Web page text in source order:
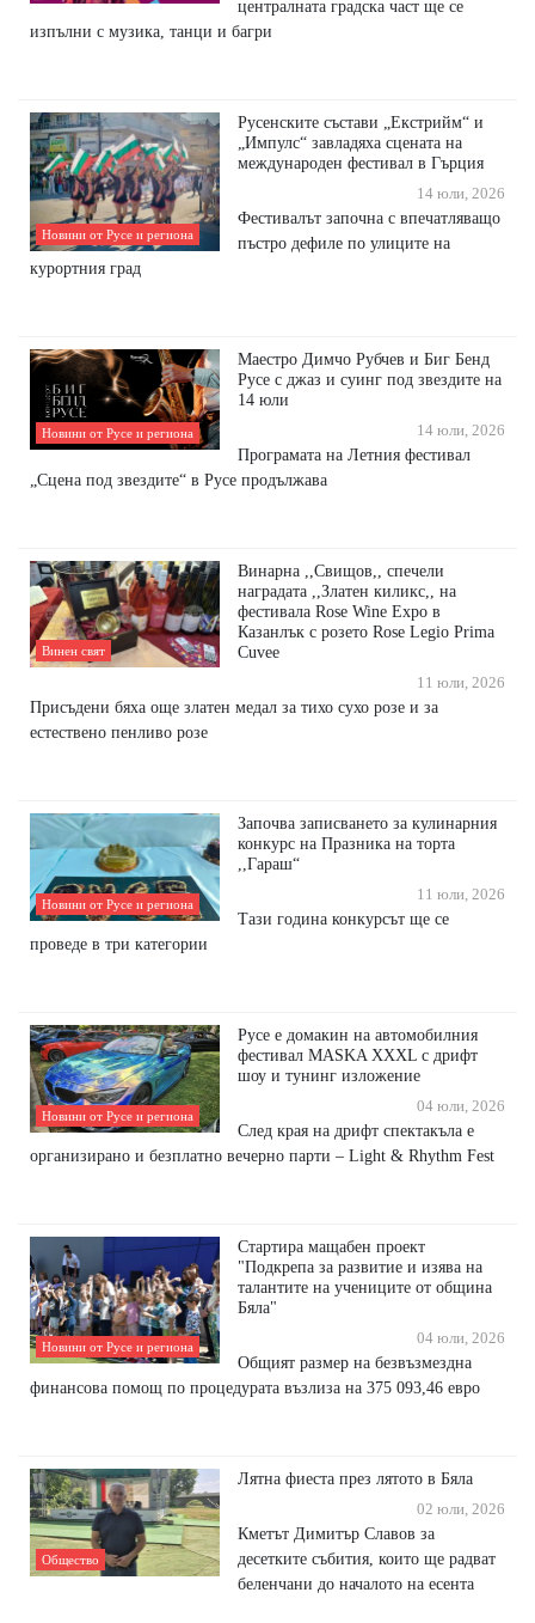
централната градска част ще се
изпълни с музика, танци и багри
Новини от Русе и региона
Русенските състави „Екстрийм“ и
„Импулс“ завладяха сцената на
международен фестивал в Гърция
14 юли, 2026
Фестивалът започна с впечатляващо
пъстро дефиле по улиците на
курортния град
Новини от Русе и региона
Маестро Димчо Рубчев и Биг Бенд
Русе с джаз и суинг под звездите на
14 юли
14 юли, 2026
Програмата на Летния фестивал
„Сцена под звездите“ в Русе продължава
Винен свят
Винарна ,,Свищов,, спечели
наградата ,,Златен киликс,, на
фестивала Rose Wine Expo в
Казанлък с розето Rose Legio Prima
Cuvee
11 юли, 2026
Присъдени бяха още златен медал за тихо сухо розе и за
естествено пенливо розе
Новини от Русе и региона
Започва записването за кулинарния
конкурс на Празника на торта
,,Гараш“
11 юли, 2026
Тази година конкурсът ще се
проведе в три категории
Новини от Русе и региона
Русе е домакин на автомобилния
фестивал MASKA XXXL с дрифт
шоу и тунинг изложение
04 юли, 2026
След края на дрифт спектакъла е
организирано и безплатно вечерно парти – Light & Rhythm Fest
Новини от Русе и региона
Стартира мащабен проект
"Подкрепа за развитие и изява на
талантите на учениците от община
Бяла"
04 юли, 2026
Общият размер на безвъзмездна
финансова помощ по процедурата възлиза на 375 093,46 евро
Общество
Лятна фиеста през лятото в Бяла
02 юли, 2026
Кметът Димитър Славов за
десетките събития, които ще радват
беленчани до началото на есента